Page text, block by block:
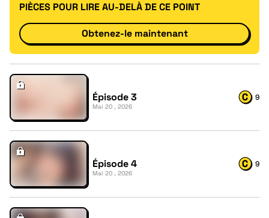
PIÈCES POUR LIRE AU-DELÀ DE CE POINT
Obtenez-le maintenant
Épisode 3
Mai 20 , 2026
9
Épisode 4
Mai 20 , 2026
9